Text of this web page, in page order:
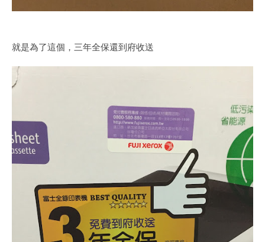
就是為了這個，三年全保還到府收送